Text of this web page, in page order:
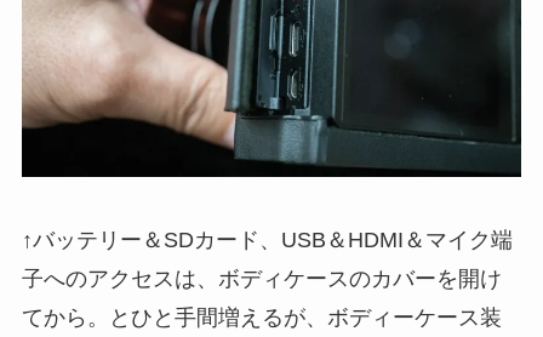
↑バッテリー＆SDカード、USB＆HDMI＆マイク端
子へのアクセスは、ボディケースのカバーを開け
てから。とひと手間増えるが、ボディーケース装